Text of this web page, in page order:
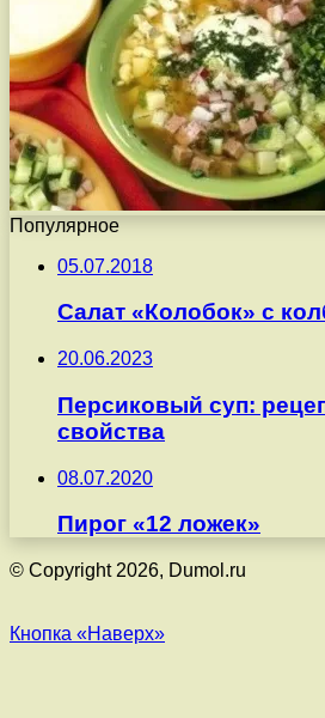
Популярное
05.07.2018
Салат «Колобок» с
20.06.2023
Персиковый суп:
свойства
08.07.2020
Пирог «12 ложек»
© Copyright 2026, Dumol.ru
Кнопка «Наверх»